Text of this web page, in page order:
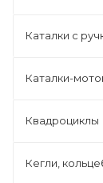
Каталки с
Каталки-
Квадроциклы
Кегли,